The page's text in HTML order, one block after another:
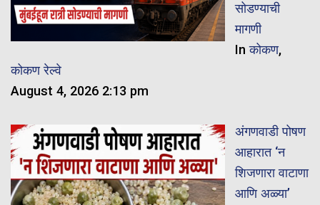
सोडण्याची
मागणी
Inकोकण,
कोकण रेल्वे
August 4, 2026 2:13 pm
अंगणवाडी पोषण
आहारात ‘न
शिजणारा वाटाणा
आणि अळ्या’